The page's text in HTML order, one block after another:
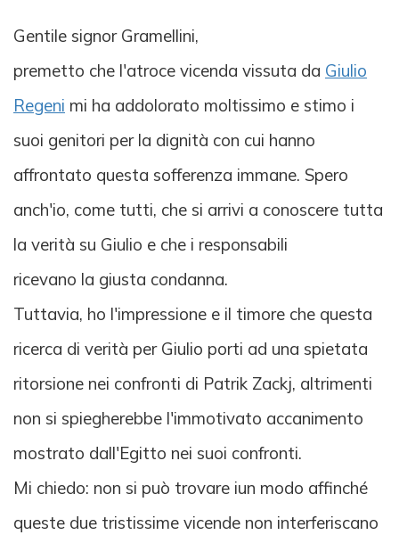
Gentile signor Gramellini,
premetto che l'atroce vicenda vissuta da Giulio
Regeni mi ha addolorato moltissimo e stimo i
suoi genitori per la dignità con cui hanno
affrontato questa sofferenza immane. Spero
anch'io, come tutti, che si arrivi a conoscere tutta
la verità su Giulio e che i responsabili
ricevano la giusta condanna.
Tuttavia, ho l'impressione e il timore che questa
ricerca di verità per Giulio porti ad una spietata
ritorsione nei confronti di Patrik Zackj, altrimenti
non si spiegherebbe l'immotivato accanimento
mostrato dall'Egitto nei suoi confronti.
Mi chiedo: non si può trovare iun modo affinché
queste due tristissime vicende non interferiscano